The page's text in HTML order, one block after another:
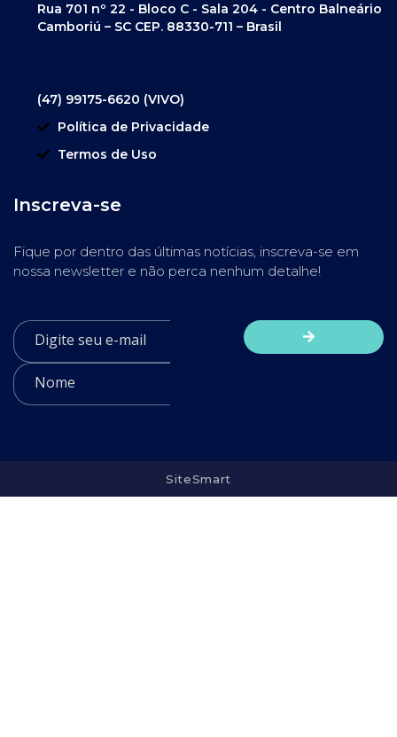
Rua 701 nº 22 - Bloco C - Sala 204 - Centro Balneário
Camboriú – SC CEP. 88330-711 – Brasil
(47) 99175-6620 (VIVO)
Política de Privacidade
Termos de Uso
Inscreva-se
Fique por dentro das últimas notícias, inscreva-se em
nossa newsletter e não perca nenhum detalhe!
SiteSmart